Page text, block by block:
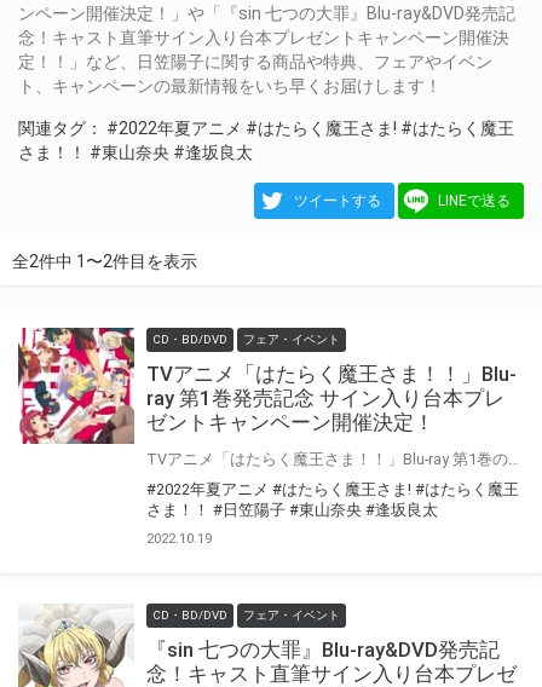
ンペーン開催決定！」や「『sin 七つの大罪』Blu-ray&DVD発売記
念！キャスト直筆サイン入り台本プレゼントキャンペーン開催決
定！！」など、日笠陽子に関する商品や特典、フェアやイベン
ト、キャンペーンの最新情報をいち早くお届けします！
関連タグ： #2022年夏アニメ #はたらく魔王さま! #はたらく魔王
さま！！
#東山奈央 #逢坂良太
ツイートする LINEで送る
全2件中 1〜2件目を表示
CD・BD/DVD フェア・イベント
TVアニメ「はたらく魔王さま！！」Blu-
ray 第1巻発売記念 サイン入り台本プレ
ゼントキャンペーン開催決定！
#2022年夏アニメ #はたらく魔王さま! #はたらく魔王
さま！！ #日笠陽子 #東山奈央 #逢坂良太
2022.10.19
CD・BD/DVD フェア・イベント
『sin 七つの大罪』Blu-ray&DVD発売記
念！キャスト直筆サイン入り台本プレゼ